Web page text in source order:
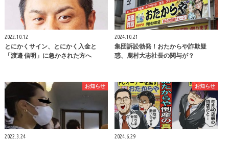
2022.10.12
とにかくサイン、とにかく入金と
「渡邉 信明」に急かされた方へ
2024.10.21
集団訴訟勃発！おたからや詐欺疑
惑、鹿村大志社長の関与が？
お知らせ
2022.3.24
お知らせ
2024.6.29